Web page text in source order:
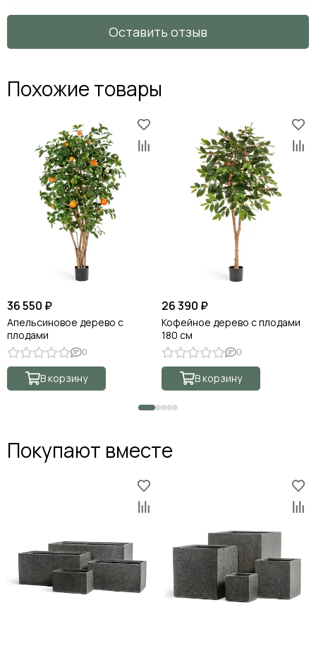
Оставить отзыв
Похожие товары
36 550 ₽
Апельсиновое дерево с
плодами
0
В корзину
26 390 ₽
Кофейное дерево с плодами
180 см
0
В корзину
Покупают вместе